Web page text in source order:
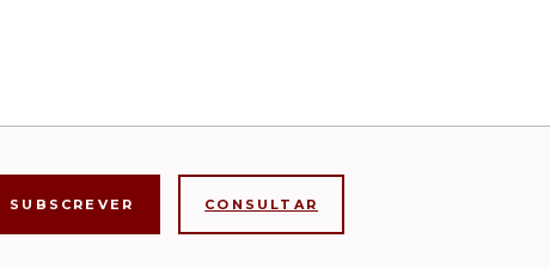
CONSULTAR